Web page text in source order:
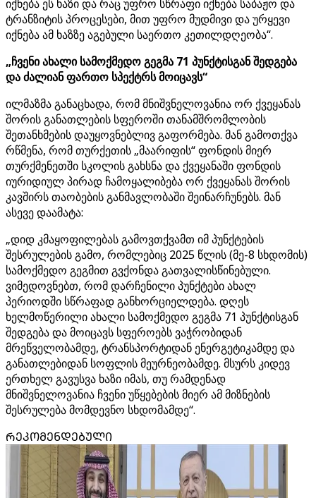
იქნება ეს ხაზი და რაც უფრო სწრაფი იქნება საბაჟო და
ტრანზიტის პროცესები, მით უფრო მუდმივი და ურყევი
იქნება ამ ხაზზე აგებული საერთო კეთილდღეობა“.
„ჩვენი ახალი სამოქმედო გეგმა 71 პუნქტისგან შედგება
და ძალიან ფართო სპექტრს მოიცავს“
ილმაზმა განაცხადა, რომ მნიშვნელოვანია ორ ქვეყანას
შორის განათლების სფეროში თანამშრომლობის
შეთანხმების დაუყოვნებლივ გაფორმება. მან გამოთქვა
რწმენა, რომ თურქეთის „მაარიფის“ ფონდის მიერ
თურქმენეთში სკოლის გახსნა და ქვეყანაში ფონდის
იურიდიულ პირად ჩამოყალიბება ორ ქვეყანას შორის
კავშირს თაობების განმავლობაში შეინარჩუნებს. მან
ასევე დაამატა:
„დიდ კმაყოფილებას გამოვთქვამთ იმ პუნქტების
შესრულების გამო, რომლებიც 2025 წლის (მე-8 სხდომის)
სამოქმედო გეგმით გვქონდა გათვალისწინებული.
ვიმედოვნებთ, რომ დარჩენილი პუნქტები ახალ
პერიოდში სწრაფად განხორციელდება. დღეს
ხელმოწერილი ახალი სამოქმედო გეგმა 71 პუნქტისგან
შედგება და მოიცავს სფეროებს ვაჭრობიდან
მრეწველობამდე, ტრანსპორტიდან ენერგეტიკამდე და
განათლებიდან სოფლის მეურნეობამდე. მსურს კიდევ
ერთხელ გავუსვა ხაზი იმას, თუ რამდენად
მნიშვნელოვანია ჩვენი უწყებების მიერ ამ მიზნების
შესრულება მომდევნო სხდომამდე“.
ᲠᲔᲙᲝᲛᲔᲜᲓᲔᲑᲣᲚᲘ